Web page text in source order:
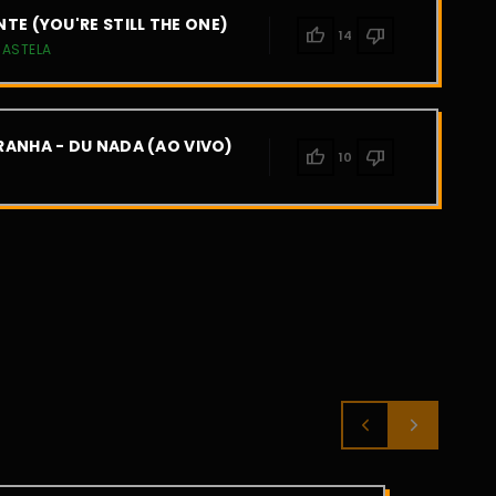
(YOU'RE STILL THE ONE) thumb_up 14 thumb_down
- DU NADA (AO VIVO) thumb_up 10 thumb_down